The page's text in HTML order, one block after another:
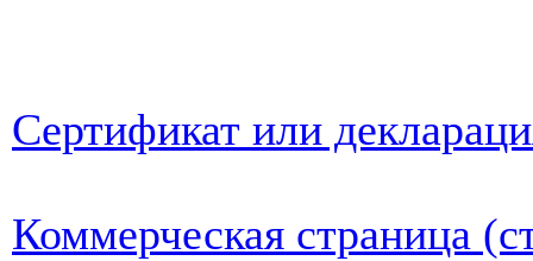
Сертификат или
Коммерческая страница